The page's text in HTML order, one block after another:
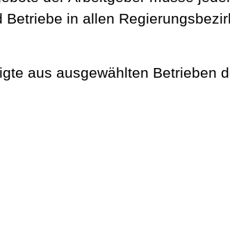
in allen
aus ausgewählten Betrieben